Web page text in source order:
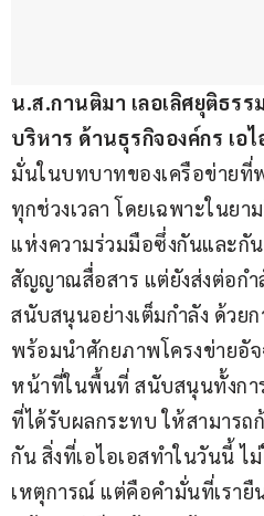
น.ส.กานติมา เลอเลิศยุติธรร
บริหาร ด้านธุรกิจองค์กร เอไ
มั่นในบทบาทของเครือข่ายที่
ทุกช่วงเวลา โดยเฉพาะในย
แห่งความร่วมมือซึ่งกันและกัน
สัญญาณสื่อสาร แต่ยังส่งต่อกำ
สนับสนุนอย่างเต็มกำลัง ด้วย
พร้อมนำศักยภาพโครงข่ายอัจ
หน้าที่ในพื้นที่ สนับสนุนทั้งก
ที่ได้รับผลกระทบ ให้สามารถ
กัน สิ่งที่เอไอเอสทำในวันนี้ ไ
เหตุการณ์ แต่คือคำมั่นที่เรายื